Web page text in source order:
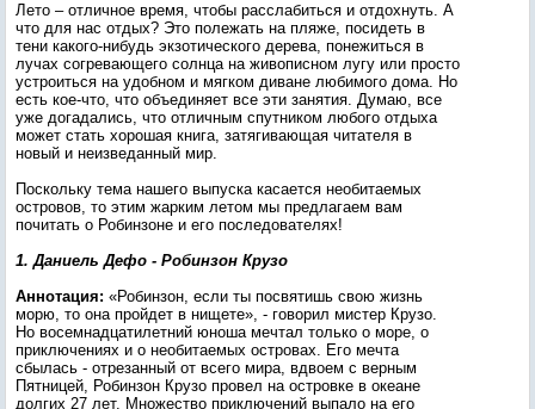
Лето – отличное время, чтобы расслабиться и отдохнуть. А
что для нас отдых? Это полежать на пляже, посидеть в
тени какого-нибудь экзотического дерева, понежиться в
лучах согревающего солнца на живописном лугу или просто
устроиться на удобном и мягком диване любимого дома. Но
есть кое-что, что объединяет все эти занятия. Думаю, все
уже догадались, что отличным спутником любого отдыха
может стать хорошая книга, затягивающая читателя в
новый и неизведанный мир.
Поскольку тема нашего выпуска касается необитаемых
островов, то этим жарким летом мы предлагаем вам
почитать о Робинзоне и его последователях!
1. Даниель Дефо - Робинзон Крузо
Аннотация: «Робинзон, если ты посвятишь свою жизнь
морю, то она пройдет в нищете», - говорил мистер Крузо.
Но восемнадцатилетний юноша мечтал только о море, о
приключениях и о необитаемых островах. Его мечта
сбылась - отрезанный от всего мира, вдвоем с верным
Пятницей, Робинзон Крузо провел на островке в океане
долгих 27 лет. Множество приключений выпало на его